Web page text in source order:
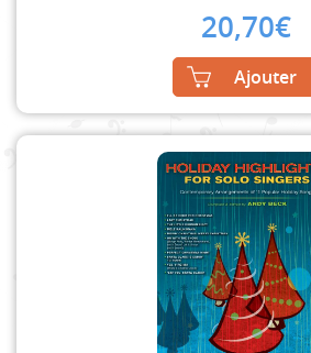
20,70€
Ajouter